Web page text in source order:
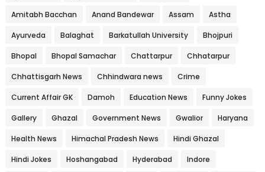
Amitabh Bacchan Anand Bandewar Assam Astha
Ayurveda Balaghat Barkatullah University Bhojpuri
Bhopal Bhopal Samachar Chattarpur Chhatarpur
Chhattisgarh News Chhindwara news Crime
Current Affair GK Damoh Education News Funny Jokes
Gallery Ghazal Government News Gwalior Haryana
Health News Himachal Pradesh News Hindi Ghazal
Hindi Jokes Hoshangabad Hyderabad Indore